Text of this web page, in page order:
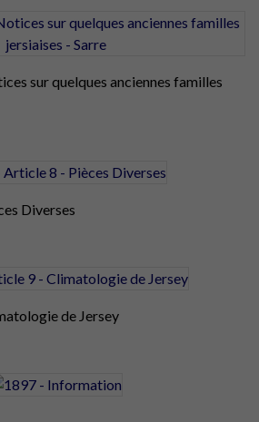
sur quelques anciennes familles
Diverses
de Jersey